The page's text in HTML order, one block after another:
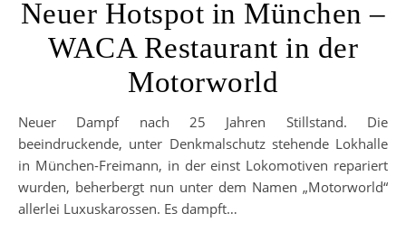
Neuer Hotspot in München –
WACA Restaurant in der
Motorworld
Neuer Dampf nach 25 Jahren Stillstand. Die
beeindruckende, unter Denkmalschutz stehende Lokhalle
in München-Freimann, in der einst Lokomotiven repariert
wurden, beherbergt nun unter dem Namen „Motorworld“
allerlei Luxuskarossen. Es dampft…